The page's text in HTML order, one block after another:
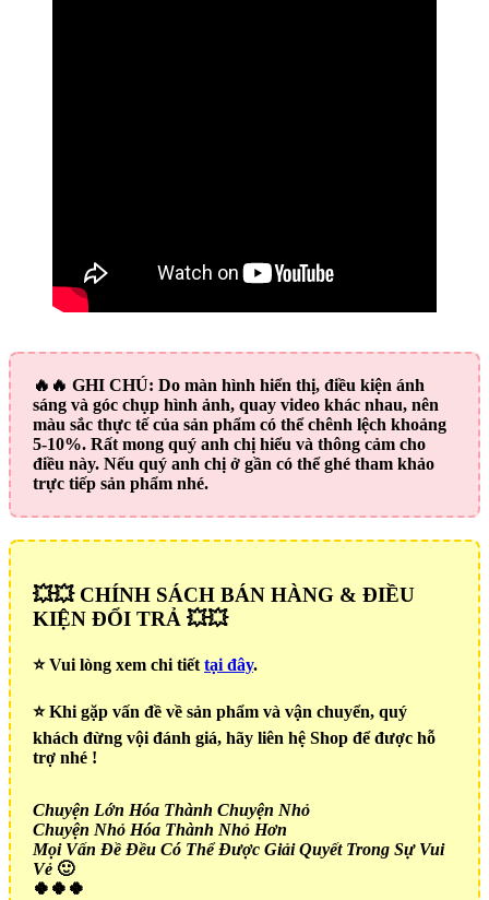
🔥🔥 GHI CHÚ: Do màn hình hiển thị, điều kiện ánh
sáng và góc chụp hình ảnh, quay video khác nhau, nên
màu sắc thực tế của sản phẩm có thể chênh lệch khoảng
5-10%. Rất mong quý anh chị hiểu và thông cảm cho
điều này. Nếu quý anh chị ở gần có thể ghé tham khảo
trực tiếp sản phẩm nhé.
💥💥 CHÍNH SÁCH BÁN HÀNG & ĐIỀU
KIỆN ĐỔI TRẢ 💥💥
⭐️ Vui lòng xem chi tiết tại đây.
⭐️ Khi gặp vấn đề về sản phẩm và vận chuyển, quý
khách đừng vội đánh giá, hãy liên hệ Shop để được hỗ
trợ nhé !
Chuyện Lớn Hóa Thành Chuyện Nhỏ
Chuyện Nhỏ Hóa Thành Nhỏ Hơn
Mọi Vấn Đề Đều Có Thể Được Giải Quyết Trong Sự Vui
Vẻ 🙂
🍀🍀🍀